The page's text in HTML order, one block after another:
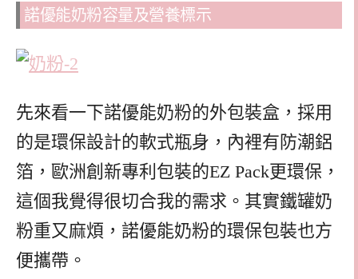
諾優能奶粉容量及營養標示
先來看一下諾優能奶粉的外包裝盒，採用
的是環保設計的軟式瓶身，內裡有防潮鋁
箔，歐洲創新專利包裝的EZ Pack更環保，
這個我覺得很切合我的需求。其實鐵罐奶
粉重又麻煩，諾優能奶粉的環保包裝也方
便攜帶。